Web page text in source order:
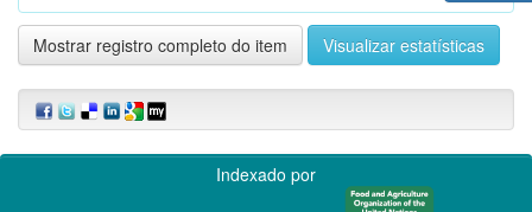
Mostrar registro completo do item Visualizar estatísticas
Indexado por